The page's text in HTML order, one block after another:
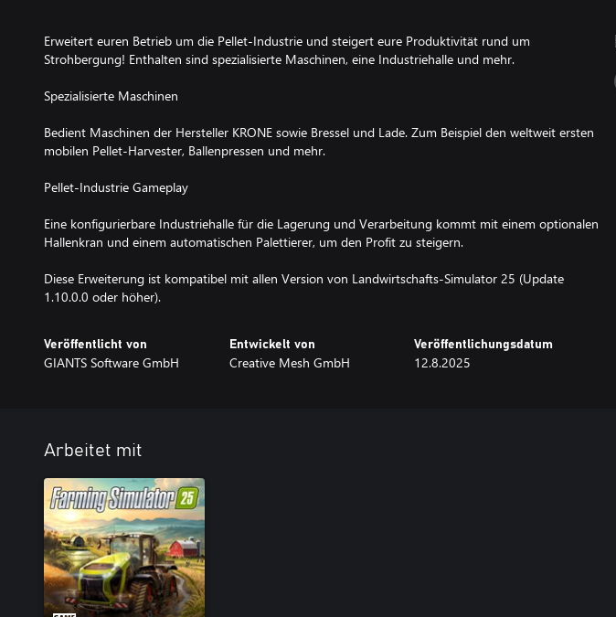
Erweitert euren Betrieb um die Pellet-Industrie und steigert eure Produktivität rund um
Strohbergung! Enthalten sind spezialisierte Maschinen, eine Industriehalle und mehr.
Spezialisierte Maschinen
Bedient Maschinen der Hersteller KRONE sowie Bressel und Lade. Zum Beispiel den weltweit ersten
mobilen Pellet-Harvester, Ballenpressen und mehr.
Pellet-Industrie Gameplay
Eine konfigurierbare Industriehalle für die Lagerung und Verarbeitung kommt mit einem optionalen
Hallenkran und einem automatischen Palettierer, um den Profit zu steigern.
Diese Erweiterung ist kompatibel mit allen Version von Landwirtschafts-Simulator 25 (Update
1.10.0.0 oder höher).
Veröffentlicht von
GIANTS Software GmbH
Entwickelt von
Creative Mesh GmbH
Veröffentlichungsdatum
12.8.2025
Arbeitet mit